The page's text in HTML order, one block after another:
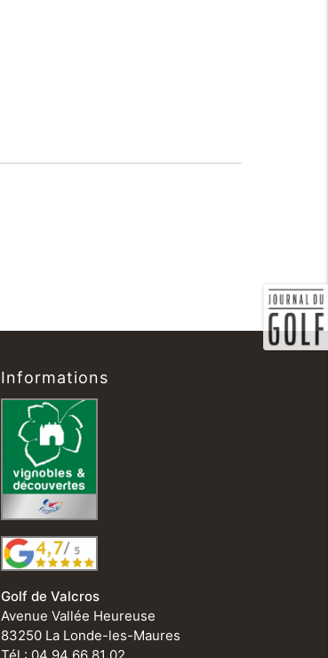
Informations
Golf de Valcros
Avenue Vallée Heureuse
83250 La Londe-les-Maures